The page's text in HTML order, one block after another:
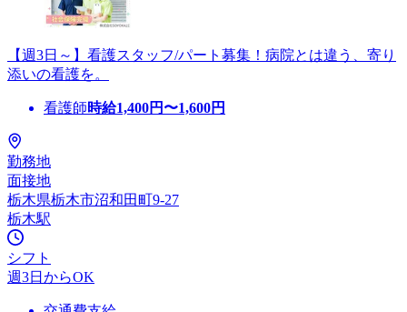
【週3日～】看護スタッフ/パート募集！病院とは違う、寄り
添いの看護を。
看護師時給1,400円〜1,600円
勤務地
面接地
栃木県栃木市沼和田町9-27
栃木駅
シフト
週3日からOK